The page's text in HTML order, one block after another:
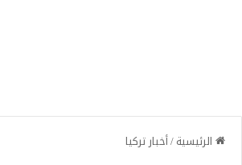
الرئيسية/أخبار تركيا